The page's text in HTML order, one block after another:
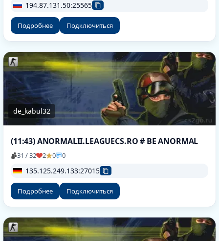
194.87.131.50:25565
Подробнее Подключиться
de_kabul32
(11:43) ANORMALII.LEAGUECS.RO # BE ANORMAL
31 / 32 2 0 0
135.125.249.133:27015
Подробнее Подключиться